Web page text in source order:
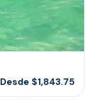
Desde $1,843.75